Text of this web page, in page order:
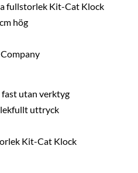
fullstorlek Kit-Cat Klock
hög
fast utan verktyg
lekfullt uttryck
Kit-Cat Klock